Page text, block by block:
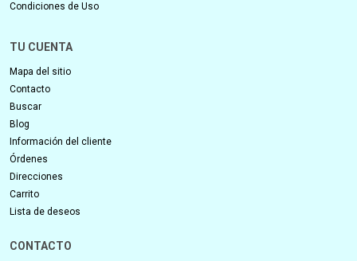
Condiciones de Uso
TU CUENTA
Mapa del sitio
Contacto
Buscar
Blog
Información del cliente
Órdenes
Direcciones
Carrito
Lista de deseos
CONTACTO